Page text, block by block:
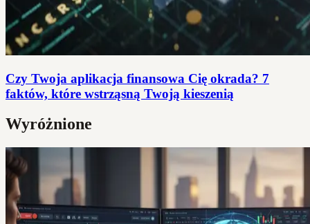
Czy Twoja aplikacja finansowa Cię okrada? 7
faktów, które wstrząsną Twoją kieszenią
Wyróżnione